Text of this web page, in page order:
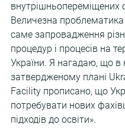
внутрішньопереміщених
Величезна проблематика
саме запровадження
процедур і процесів на
України. Я нагадаю, що в
затвердженому плані
Facility прописано, що
потребувати нових
підходів до освіти».